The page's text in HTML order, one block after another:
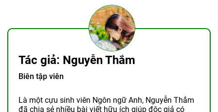
Tác giả: Nguyễn Thắm
Biên tập viên
Là một cựu sinh viên Ngôn ngữ Anh, Nguyễn Thắm
đã chia sẻ nhiều bài viết hữu ích giúp độc giả có